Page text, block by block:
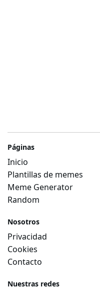
Páginas
Inicio
Plantillas de memes
Meme Generator
Random
Nosotros
Privacidad
Cookies
Contacto
Nuestras redes